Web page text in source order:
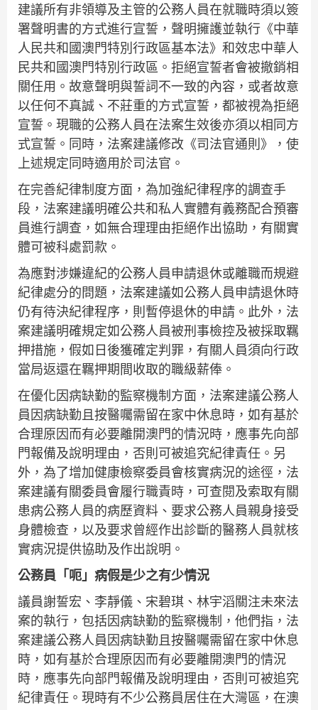
建議所有非領導及主管的公務人員在就職時須以簽
署聲明書的方式進行宣誓，聲明擁護並執行《中華
人民共和國澳門特別行政區基本法》和效忠中華人
民共和國澳門特別行政區。拒絕宣誓者會被撤銷相
關任用。故意聲明與誓詞不一致的內容，或者故意
以任何不真誠、不莊重的方式宣誓，都被視為拒絕
宣誓。現職的公務人員在法案生效後亦須以相同方
式宣誓。同時，法案建議修改《司法官通則》，使
上述規定同時適用於司法官。
在完善紀律制度方面，為加強紀律程序的調查手
段，法案建議明確公共和私人實體有義務配合預審
員進行調查，如無合理理由拒絕作出協助，有關實
體可被科處罰款。
為應對涉嫌違紀的公務人員申請退休或離職而規避
紀律處分的問題，法案建議如公務人員申請退休時
仍有待決紀律程序，則暫停退休的申請。此外，法
案建議明確規定如公務人員被刑事檢控及被採取羈
押措施，假如日後獲確定判罪，有關人員須向行政
當局返還在羈押期間收取的職級薪俸。
在優化因病缺勤的監察機制方面，法案建議公務人
員因病缺勤且按醫囑需留在家中休息時，如有基於
合理原因而有必要離開澳門的情況時，應事先向部
門報備及說明理由，否則可被追究紀律責任。另
外，為了增加健康檢察委員會核實病況的途徑，法
案建議有關委員會履行職責時，可查閱及索取有關
患病公務人員的病歷資料、要求公務人員親身接受
身體檢查，以及要求曾經作出診斷的醫務人員就核
實病況提供協助及作出說明。
公務員「呃」病假是少之有少情況
議員謝誓宏、李靜儀、宋碧琪、林宇滔關注未來法
案的執行，包括因病缺勤的監察機制，他們指，法
案建議公務人員因病缺勤且按醫囑需留在家中休息
時，如有基於合理原因而有必要離開澳門的情況
時，應事先向部門報備及說明理由，否則可被追究
紀律責任。現時有不少公務員居住在大灣區，在澳